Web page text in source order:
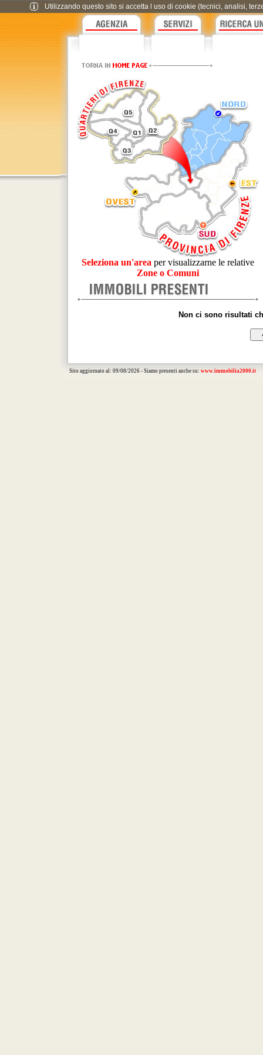
Seleziona un'area per visualizzarne le relative
Zone o Comuni
Non ci sono risultati
Sito aggiornato al: 09/08/2026 - Siamo presenti anche su: www.immobilia2000.it
Utilizzando questo sito si accetta l uso di cookie (tecnici, analisi,